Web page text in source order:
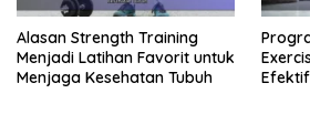
Alasan Strength Training
Menjadi Latihan Favorit untuk
Menjaga Kesehatan Tubuh